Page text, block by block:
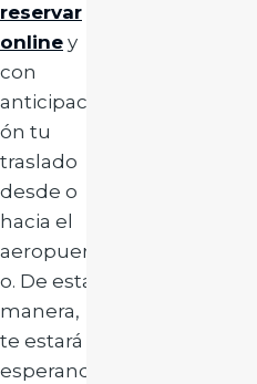
reservar
online y
con
anticipaci
ón tu
traslado
desde o
hacia el
aeropuert
o. De esta
manera,
te estará
esperand